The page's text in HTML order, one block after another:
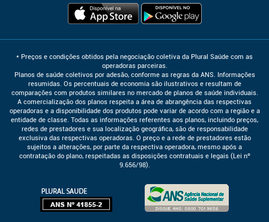
* Preços e condições obtidos pela negociação coletiva da Plural Saúde com as
operadoras parceiras.
Planos de saúde coletivos por adesão, conforme as regras da ANS. Informações
resumidas. Os percentuais de economia são ilustrativos e resultam de
comparações com produtos similares no mercado de planos de saúde individuais.
A comercialização dos planos respeita a área de abrangência das respectivas
operadoras e a disponibilidade dos produtos pode variar de acordo com a região e a
entidade de classe. Todas as informações referentes aos planos, incluindo preços,
redes de prestadores e sua localização geográfica, são de responsabilidade
exclusiva das respectivas operadoras. O preço e a rede de prestadores estão
sujeitos a alterações, por parte da respectiva operadora, mesmo após a
contratação do plano, respeitadas as disposições contratuais e legais (Lei nº
9.656/98).